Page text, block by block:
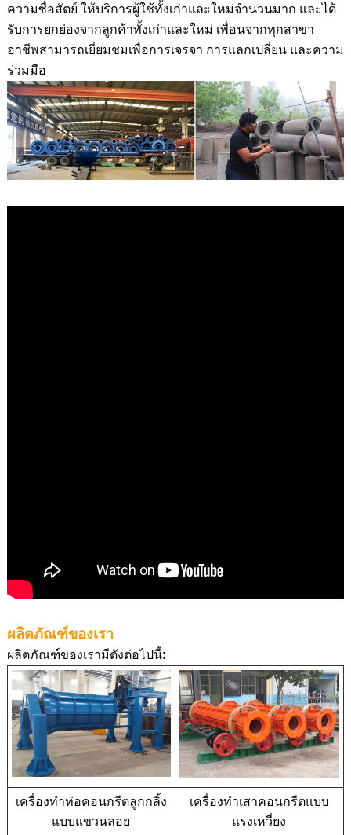
ความซื่อสัตย์ ให้บริการผู้ใช้ทั้งเก่าและใหม่จำนวนมาก และได้
รับการยกย่องจากลูกค้าทั้งเก่าและใหม่ เพื่อนจากทุกสาขา
อาชีพสามารถเยี่ยมชมเพื่อการเจรจา การแลกเปลี่ยน และความ
ร่วมมือ
ผลิตภัณฑ์ของเรา
ผลิตภัณฑ์ของเรามีดังต่อไปนี้:
เครื่องทำท่อคอนกรีตลูกกลิ้ง
แบบแขวนลอย
เครื่องทำเสาคอนกรีตแบบ
แรงเหวี่ยง